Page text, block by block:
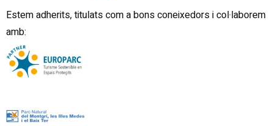
Estem adherits, titulats com a bons coneixedors i col·laborem
amb: